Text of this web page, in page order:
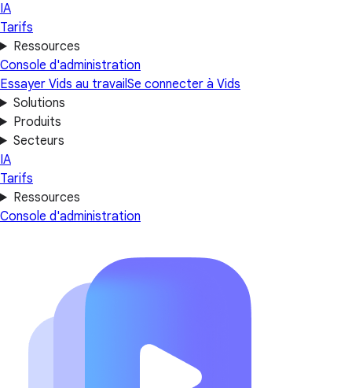
IA
Tarifs
Ressources
Console d'administration
Essayer Vids au travailSe connecter à Vids
Solutions
Produits
Secteurs
IA
Tarifs
Ressources
Console d'administration